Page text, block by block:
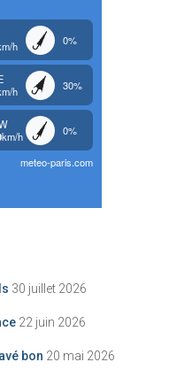
30 juillet 2026
22 juin 2026
bon 20 mai 2026